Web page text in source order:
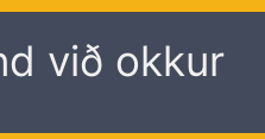
við okkur